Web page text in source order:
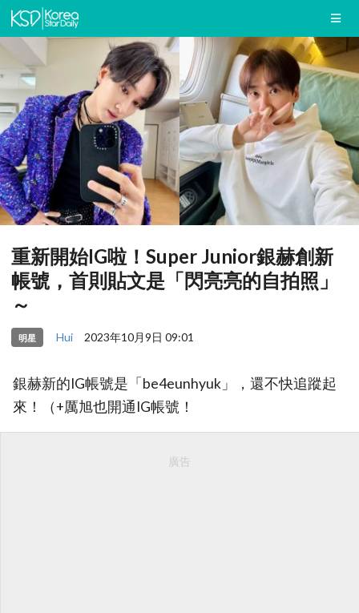
重新開始IG啦！Super Junior銀赫創新
帳號，首則貼文是「閃亮亮的自拍照」
～
明星 Hui 2023年10月9日 09:01
銀赫新的IG帳號是「be4eunhyuk」，還不快追蹤起
來！（+厲旭也開通IG帳號！
廣告